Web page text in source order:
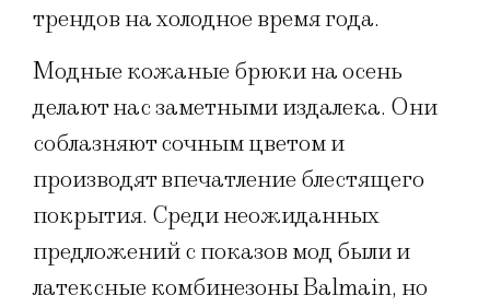
трендов на холодное время года.
Модные кожаные брюки на осень
делают нас заметными издалека. Они
соблазняют сочным цветом и
производят впечатление блестящего
покрытия. Среди неожиданных
предложений с показов мод были и
латексные комбинезоны Balmain, но